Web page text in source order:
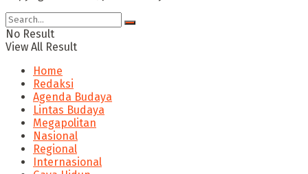
No Result
View All Result
Home
Redaksi
Agenda Budaya
Lintas Budaya
Megapolitan
Nasional
Regional
Internasional